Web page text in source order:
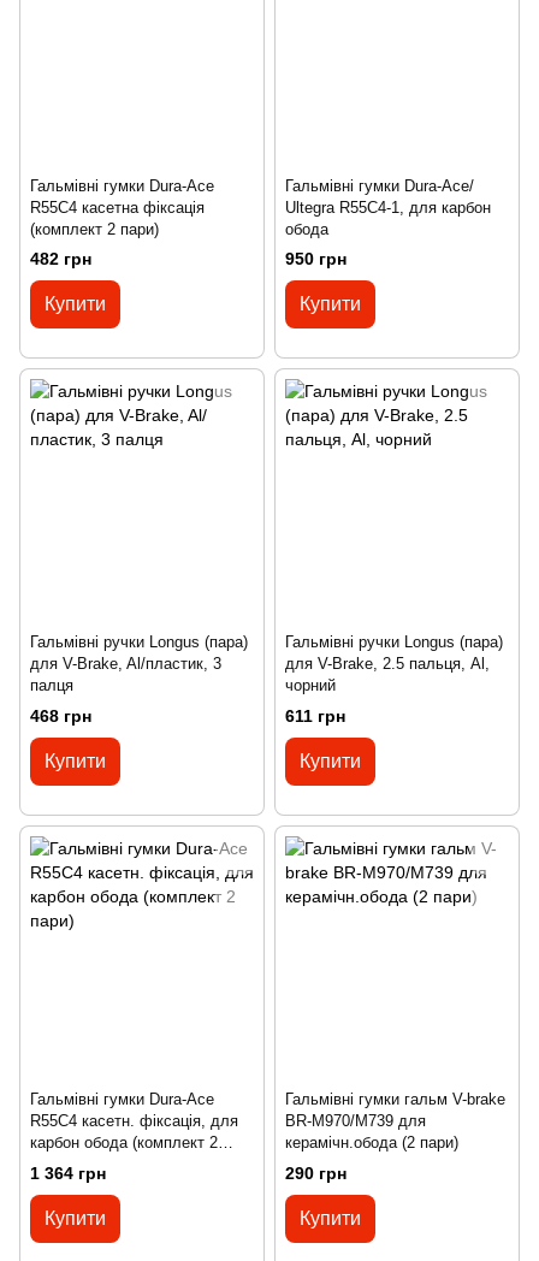
Гальмівні гумки Dura-Ace
R55C4 касетна фіксація
(комплект 2 пари)
482 грн
Купити
Гальмівні гумки Dura-Ace/
Ultegra R55C4-1, для карбон
обода
950 грн
Купити
Гальмівні ручки Longus (пара)
для V-Brake, Al/пластик, 3
палця
468 грн
Купити
Гальмівні ручки Longus (пара)
для V-Brake, 2.5 пальця, Al,
чорний
611 грн
Купити
Гальмівні гумки Dura-Ace
R55C4 касетн. фіксація, для
карбон обода (комплект 2
пари)
1 364 грн
Купити
Гальмівні гумки гальм V-brake
BR-M970/M739 для
керамічн.обода (2 пари)
290 грн
Купити